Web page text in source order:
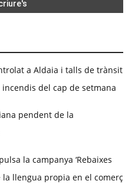
a Aldaia i talls de trànsit
incendis del cap de setmana
pendent de la
la campanya ‘Rebaixes
la llengua propia en el comerç